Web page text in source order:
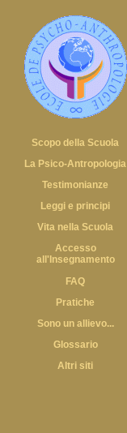
Scopo della Scuola
La Psico-Antropologia
Testimonianze
Leggi e principi
Vita nella Scuola
Accesso
all'Insegnamento
FAQ
Pratiche
Sono un allievo...
Glossario
Altri siti